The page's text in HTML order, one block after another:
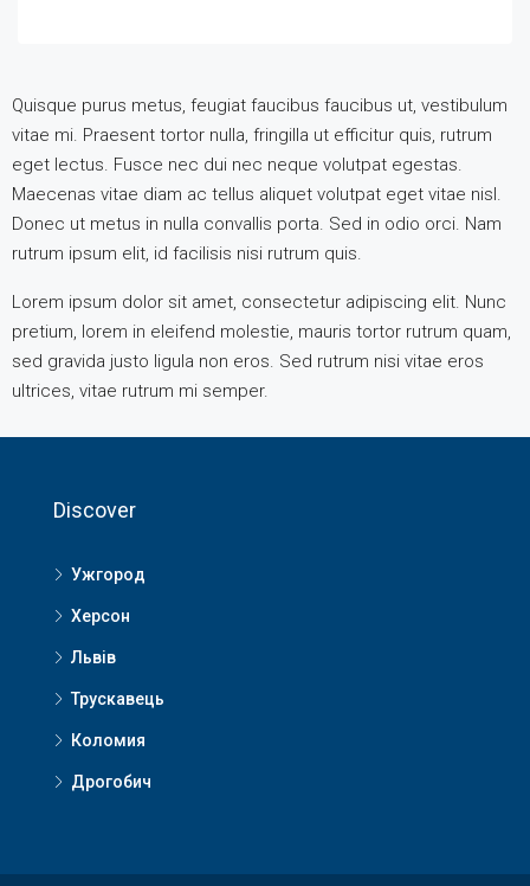
Quisque purus metus, feugiat faucibus faucibus ut, vestibulum
vitae mi. Praesent tortor nulla, fringilla ut efficitur quis, rutrum
eget lectus. Fusce nec dui nec neque volutpat egestas.
Maecenas vitae diam ac tellus aliquet volutpat eget vitae nisl.
Donec ut metus in nulla convallis porta. Sed in odio orci. Nam
rutrum ipsum elit, id facilisis nisi rutrum quis.
Lorem ipsum dolor sit amet, consectetur adipiscing elit. Nunc
pretium, lorem in eleifend molestie, mauris tortor rutrum quam,
sed gravida justo ligula non eros. Sed rutrum nisi vitae eros
ultrices, vitae rutrum mi semper.
Discover
Ужгород
Херсон
Львів
Трускавець
Коломия
Дрогобич